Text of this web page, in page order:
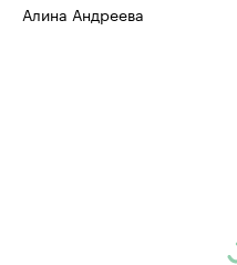
Алина Андреева